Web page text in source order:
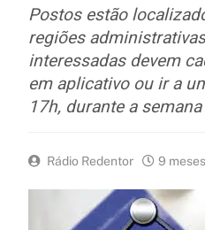
Postos estão
regiões
interessadas devem
em aplicativo ou ir a
17h, durante a semana
Rádio Redentor 9